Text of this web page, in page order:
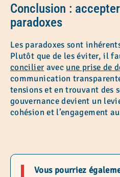
Conclusion :
paradoxes
Les paradoxes sont
Plutôt que de les éviter, il
concilier avec une prise de
communication
tensions et en trouvant des
gouvernance devient un
cohésion et l’engagement
Vous pourriez